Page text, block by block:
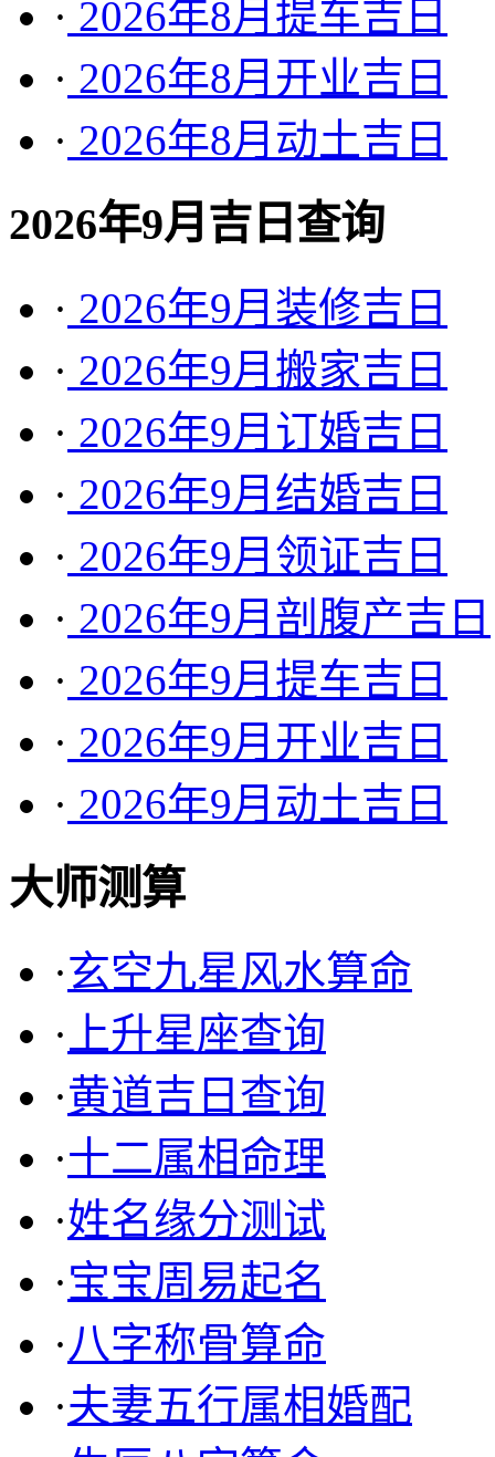
· 2026年8月提车吉日
· 2026年8月开业吉日
· 2026年8月动土吉日
2026年9月吉日查询
· 2026年9月装修吉日
· 2026年9月搬家吉日
· 2026年9月订婚吉日
· 2026年9月结婚吉日
· 2026年9月领证吉日
· 2026年9月剖腹产吉日
· 2026年9月提车吉日
· 2026年9月开业吉日
· 2026年9月动土吉日
大师测算
·玄空九星风水算命
· 上升星座查询
·黄道吉日查询
·十二属相命理
·姓名缘分测试
·宝宝周易起名
·八字称骨算命
·夫妻五行属相婚配